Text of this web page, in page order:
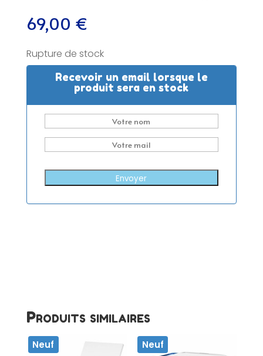
69,00 €
Rupture de stock
Recevoir un email lorsque le
produit sera en stock
Envoyer
Produits similaires
Neuf Neuf